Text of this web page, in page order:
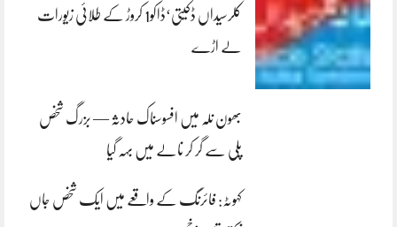
کلرسیداں ڈکیتی‘ڈاکو1 کروڑ کے طلائی زیورات
لے اڑے
بھون نلہ میں افسوسناک حادثہ — بزرگ شخص
پلی سے گر کر نالے میں بہہ گیا
کہوٹہ: فائرنگ کے واقعے میں ایک شخص جاں